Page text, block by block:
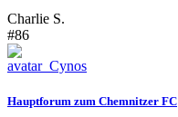
Charlie S.
#86
Hauptforum zum Chemnitzer FC